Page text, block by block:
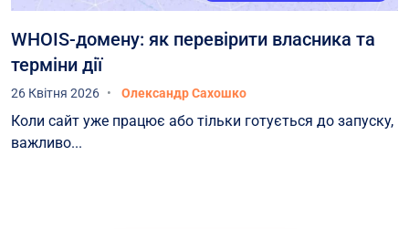
WHOIS-домену: як перевірити власника та
терміни дії
26 Квітня 2026 Олександр Сахошко
Коли сайт уже працює або тільки готується до запуску,
важливо...